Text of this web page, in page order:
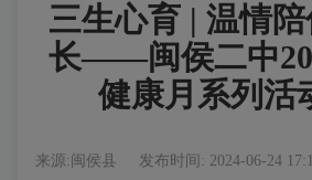
三生心育 | 温情
长——闽侯二中
健康月系列活
来源:闽侯县 发布时间: 2024-06-24